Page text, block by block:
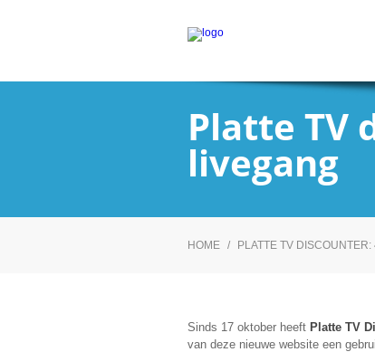
Platte TV
livegang
HOME / PLATTE TV
Sinds 17 oktober heeft Platte TV
van deze nieuwe website een